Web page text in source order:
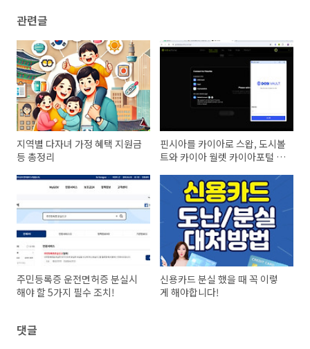
관련글
지역별 다자녀 가정 혜택 지원금
등 총정리
핀시아를 카이아로 스왑, 도시볼
트와 카이아 월렛 카이아포털 연
주민등록증 운전면허증 분실시
해야 할 5가지 필수 조치!
신용카드 분실 했을 때 꼭 이렇
게 해야합니다!
댓글